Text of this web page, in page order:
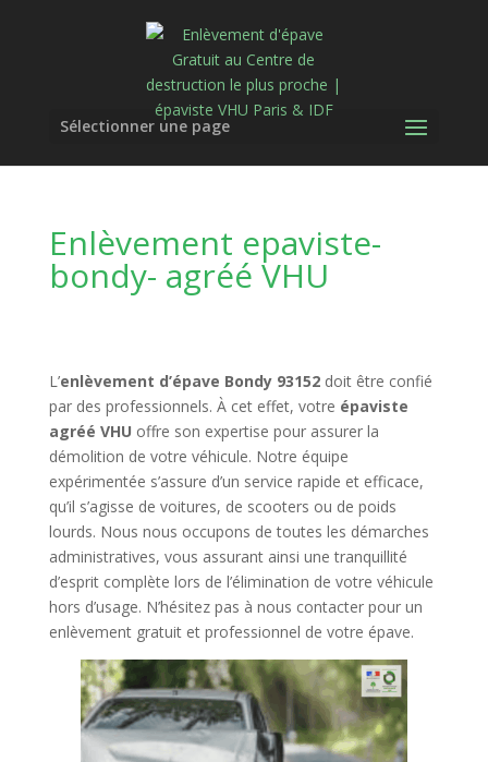
Sélectionner une page
Enlèvement epaviste-
bondy- agréé VHU
L’enlèvement d’épave Bondy 93152doit être confié
par des professionnels. À cet effet, votre épaviste
agréé VHU offre son expertise pour assurer la
démolition de votre véhicule. Notre équipe
expérimentée s’assure d’un service rapide et efficace,
qu’il s’agisse de voitures, de scooters ou de poids
lourds. Nous nous occupons de toutes les démarches
administratives, vous assurant ainsi une tranquillité
d’esprit complète lors de l’élimination de votre véhicule
hors d’usage. N’hésitez pas à nous contacter pour un
enlèvement gratuit et professionnel de votre épave.